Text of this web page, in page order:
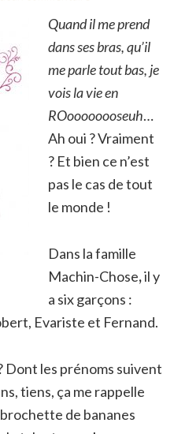
Quand il me prend
dans ses bras, qu’il
me parle tout bas, je
vois la vie en
ROoooooooseuh…
Ah oui ? Vraiment
? Et bien ce n’est
pas le cas de tout
le monde !
Dans la famille
Machin-Chose,il y
a six garçons :
Evariste et Fernand.
Dont les prénoms suivent
tiens, ça me rappelle
de bananes